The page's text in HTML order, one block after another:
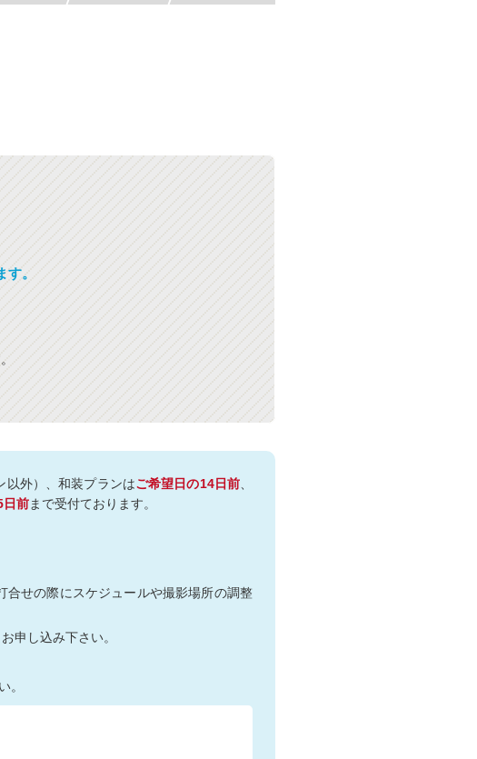
。
外）、和装プランはご希望日の14日前
日前まで受付ております。
せの際にスケジュールや撮影場所の調整
申し込み下さい。
。